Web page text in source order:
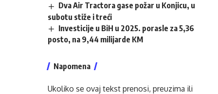
Dva Air Tractora gase požar u Konjicu, u
subotu stiže i treći
Investicije u BiH u 2025. porasle za 5,36
posto, na 9,44 milijarde KM
Napomena
Ukoliko se ovaj tekst prenosi, preuzima ili